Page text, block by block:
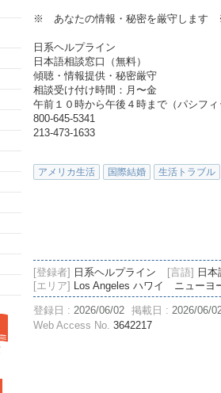
※ あなたの情報・秘密を厳守します
日系ヘルプライン
日本語相談窓口（無料）
傾聴・情報提供・秘密厳守
相談受け付け時間：月〜金
午前１０時から午後４時まで（パシフィ
800-645-5341
213-473-1633
アメリカ生活 国際結婚 生活トラブル
[登録者] 日系ヘルプライン [言語] 日本
[エリア] Los Angeles ハワイ ニュー
登録日 : 2026/06/02 掲載日 : 2026/06/
Web Access No. 3642217